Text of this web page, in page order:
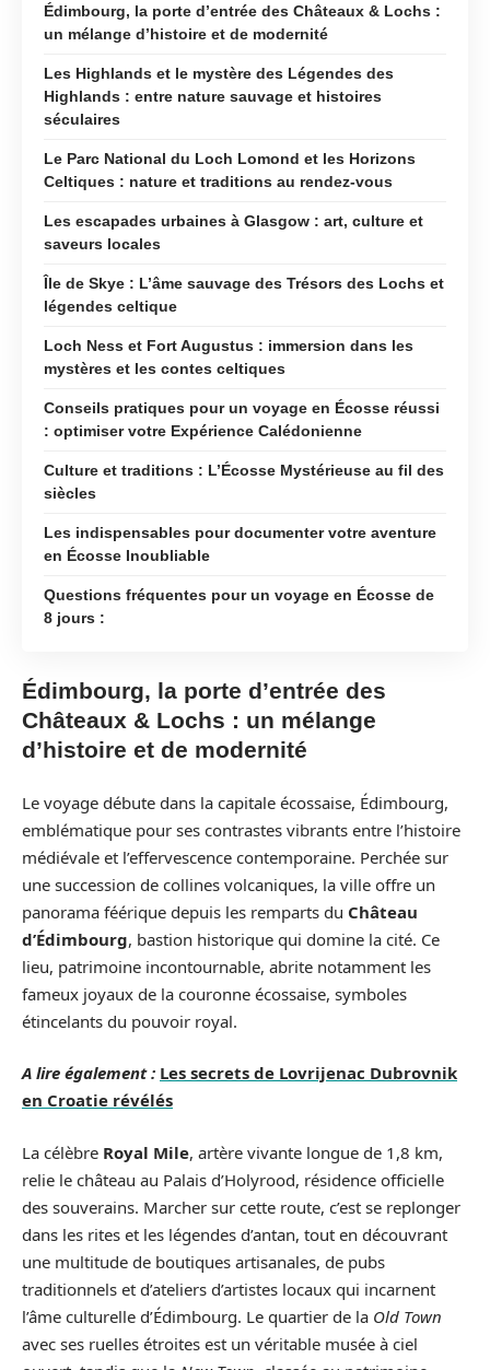
Édimbourg, la porte d’entrée des Châteaux & Lochs :
un mélange d’histoire et de modernité
Les Highlands et le mystère des Légendes des
Highlands : entre nature sauvage et histoires
séculaires
Le Parc National du Loch Lomond et les Horizons
Celtiques : nature et traditions au rendez-vous
Les escapades urbaines à Glasgow : art, culture et
saveurs locales
Île de Skye : L’âme sauvage des Trésors des Lochs et
légendes celtique
Loch Ness et Fort Augustus : immersion dans les
mystères et les contes celtiques
Conseils pratiques pour un voyage en Écosse réussi
: optimiser votre Expérience Calédonienne
Culture et traditions : L’Écosse Mystérieuse au fil des
siècles
Les indispensables pour documenter votre aventure
en Écosse Inoubliable
Questions fréquentes pour un voyage en Écosse de
8 jours :
Édimbourg, la porte d’entrée des
Châteaux & Lochs : un mélange
d’histoire et de modernité
Le voyage débute dans la capitale écossaise, Édimbourg,
emblématique pour ses contrastes vibrants entre l’histoire
médiévale et l’effervescence contemporaine. Perchée sur
une succession de collines volcaniques, la ville offre un
panorama féérique depuis les remparts du Château
d’Édimbourg, bastion historique qui domine la cité. Ce
lieu, patrimoine incontournable, abrite notamment les
fameux joyaux de la couronne écossaise, symboles
étincelants du pouvoir royal.
A lire également : Les secrets de Lovrijenac Dubrovnik
en Croatie révélés
La célèbre Royal Mile, artère vivante longue de 1,8 km,
relie le château au Palais d’Holyrood, résidence officielle
des souverains. Marcher sur cette route, c’est se replonger
dans les rites et les légendes d’antan, tout en découvrant
une multitude de boutiques artisanales, de pubs
traditionnels et d’ateliers d’artistes locaux qui incarnent
l’âme culturelle d’Édimbourg. Le quartier de la Old Town
avec ses ruelles étroites est un véritable musée à ciel